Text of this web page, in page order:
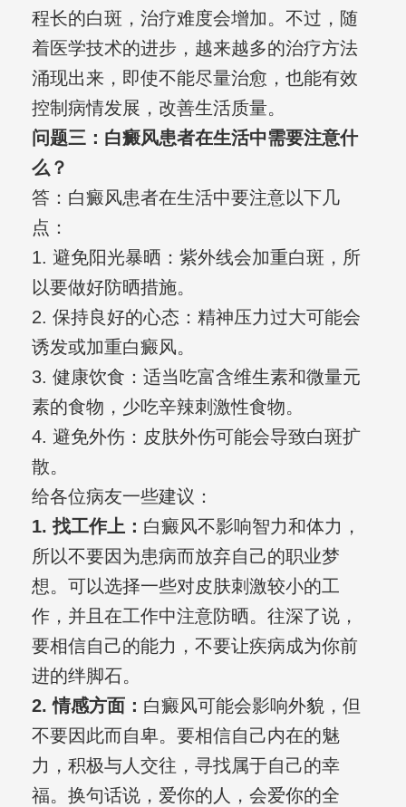
程长的白斑，治疗难度会增加。不过，随
着医学技术的进步，越来越多的治疗方法
涌现出来，即使不能尽量治愈，也能有效
控制病情发展，改善生活质量。
问题三：白癜风患者在生活中需要注意什
么？
答：白癜风患者在生活中要注意以下几
点：
1. 避免阳光暴晒：紫外线会加重白斑，所
以要做好防晒措施。
2. 保持良好的心态：精神压力过大可能会
诱发或加重白癜风。
3. 健康饮食：适当吃富含维生素和微量元
素的食物，少吃辛辣刺激性食物。
4. 避免外伤：皮肤外伤可能会导致白斑扩
散。
给各位病友一些建议：
1. 找工作上： 白癜风不影响智力和体力，
所以不要因为患病而放弃自己的职业梦
想。可以选择一些对皮肤刺激较小的工
作，并且在工作中注意防晒。往深了说，
要相信自己的能力，不要让疾病成为你前
进的绊脚石。
2. 情感方面： 白癜风可能会影响外貌，但
不要因此而自卑。要相信自己内在的魅
力，积极与人交往，寻找属于自己的幸
福。换句话说，爱你的人，会爱你的全